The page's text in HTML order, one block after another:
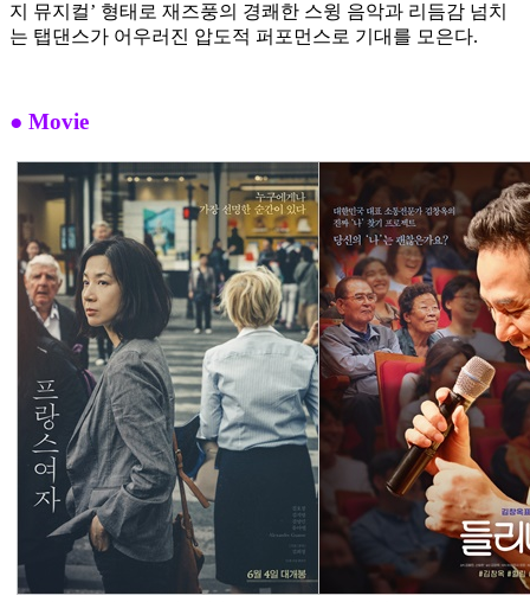
지 뮤지컬’ 형태로 재즈풍의 경쾌한 스윙 음악과 리듬감 넘치
는 탭댄스가 어우러진 압도적 퍼포먼스로 기대를 모은다.
● Movie